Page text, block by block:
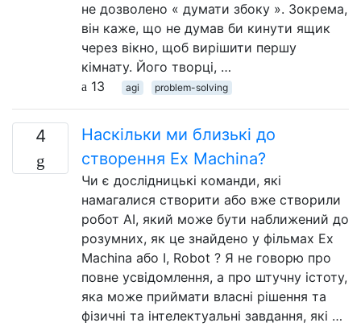
не дозволено « думати збоку ». Зокрема,
він каже, що не думав би кинути ящик
через вікно, щоб вирішити першу
кімнату. Його творці, …
13
agi problem-solving
4
Наскільки ми близькі до
створення Ex Machina?
Чи є дослідницькі команди, які
намагалися створити або вже створили
робот AI, який може бути наближений до
розумних, як це знайдено у фільмах Ex
Machina або I, Robot ? Я не говорю про
повне усвідомлення, а про штучну істоту,
яка може приймати власні рішення та
фізичні та інтелектуальні завдання, які …